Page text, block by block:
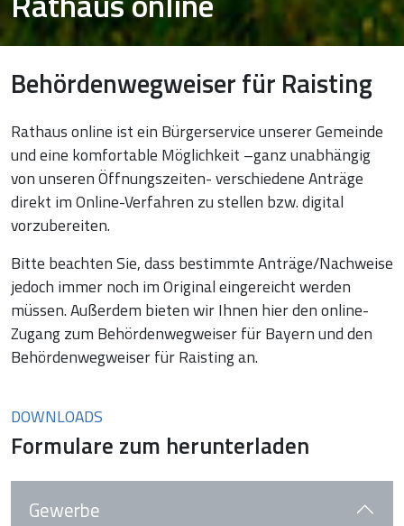
Behördenwegweiser für Raisting
Rathaus online ist ein Bürgerservice unserer Gemeinde
und eine komfortable Möglichkeit –ganz unabhängig
von unseren Öffnungszeiten- verschiedene Anträge
direkt im Online-Verfahren zu stellen bzw. digital
vorzubereiten.
Bitte beachten Sie, dass bestimmte Anträge/Nachweise
jedoch immer noch im Original eingereicht werden
müssen. Außerdem bieten wir Ihnen hier den online-
Zugang zum Behördenwegweiser für Bayern und den
Behördenwegweiser für Raisting an.
DOWNLOADS
Formulare zum herunterladen
Gewerbe